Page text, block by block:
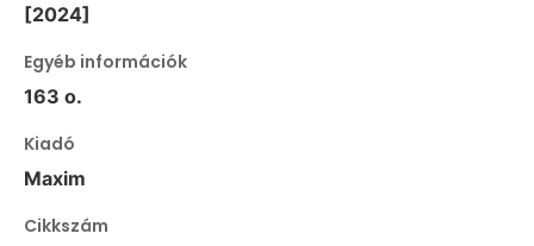
[2024]
Egyéb információk
163 o.
Kiadó
Maxim
Cikkszám